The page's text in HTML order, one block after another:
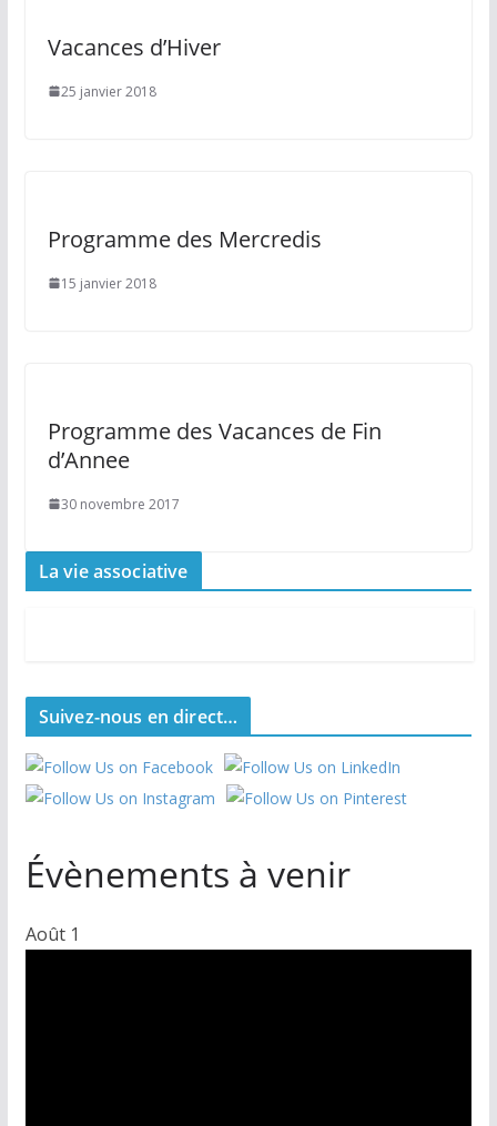
Vacances d’Hiver
25 janvier 2018
Programme des Mercredis
15 janvier 2018
Programme des Vacances de Fin
d’Annee
30 novembre 2017
La vie associative
Suivez-nous en direct…
Évènements à venir
Août 1